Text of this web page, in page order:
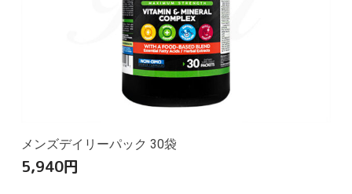
メンズデイリーパック 30袋
5,940円